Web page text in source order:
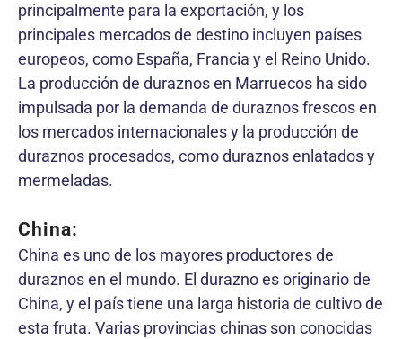
principalmente para la exportación, y los
principales mercados de destino incluyen países
europeos, como España, Francia y el Reino Unido.
La producción de duraznos en Marruecos ha sido
impulsada por la demanda de duraznos frescos en
los mercados internacionales y la producción de
duraznos procesados, como duraznos enlatados y
mermeladas.
China:
China es uno de los mayores productores de
duraznos en el mundo. El durazno es originario de
China, y el país tiene una larga historia de cultivo de
esta fruta. Varias provincias chinas son conocidas